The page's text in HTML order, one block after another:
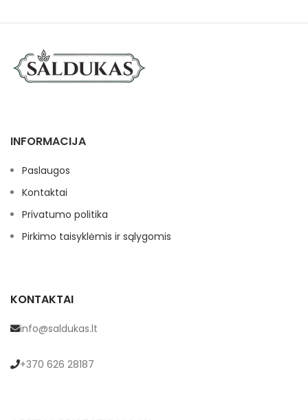
INFORMACIJA
Paslaugos
Kontaktai
Privatumo politika
Pirkimo taisyklėmis ir sąlygomis
KONTAKTAI
info@saldukas.lt
+370 626 28187